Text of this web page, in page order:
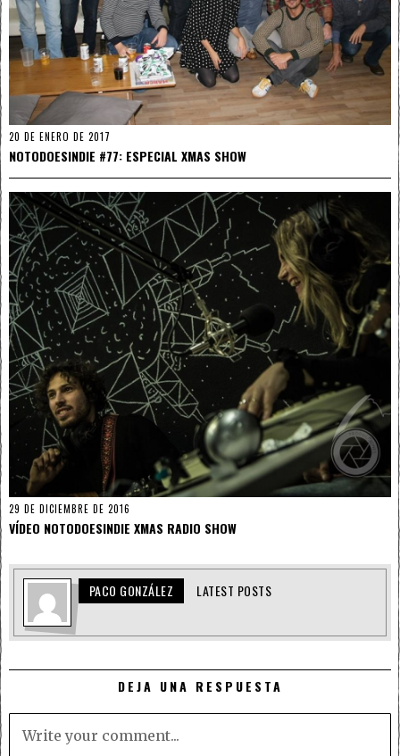
20 DE ENERO DE 2017
NOTODOESINDIE #77: ESPECIAL XMAS SHOW
29 DE DICIEMBRE DE 2016
VÍDEO NOTODOESINDIE XMAS RADIO SHOW
PACO GONZÁLEZ LATEST POSTS
DEJA UNA RESPUESTA